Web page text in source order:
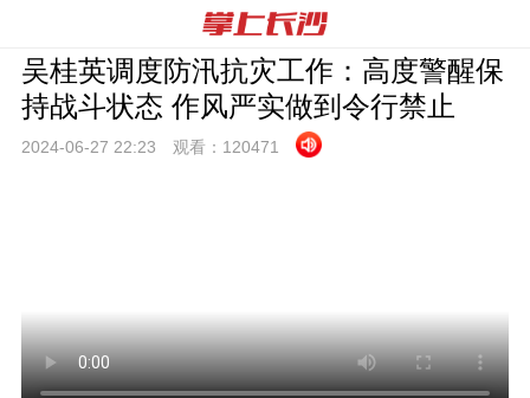
吴桂英调度防汛抗灾工作：高度警醒保
持战斗状态 作风严实做到令行禁止
2024-06-27 22:23 观看： 120471